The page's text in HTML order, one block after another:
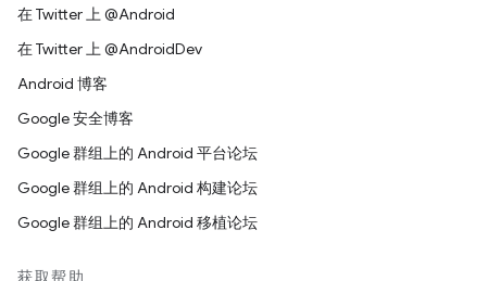
在 Twitter 上 @Android
在 Twitter 上 @AndroidDev
Android 博客
Google 安全博客
Google 群组上的 Android 平台论坛
Google 群组上的 Android 构建论坛
Google 群组上的 Android 移植论坛
获取帮助